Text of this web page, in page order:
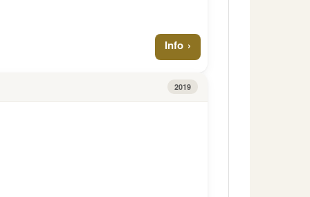
Info
2019